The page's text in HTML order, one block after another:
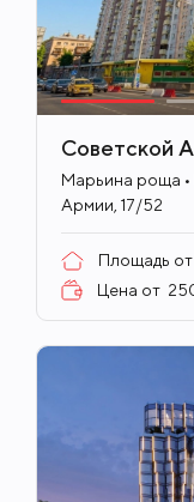
Советской
Марьина роща
Армии, 17/52
Площадь от
Цена от